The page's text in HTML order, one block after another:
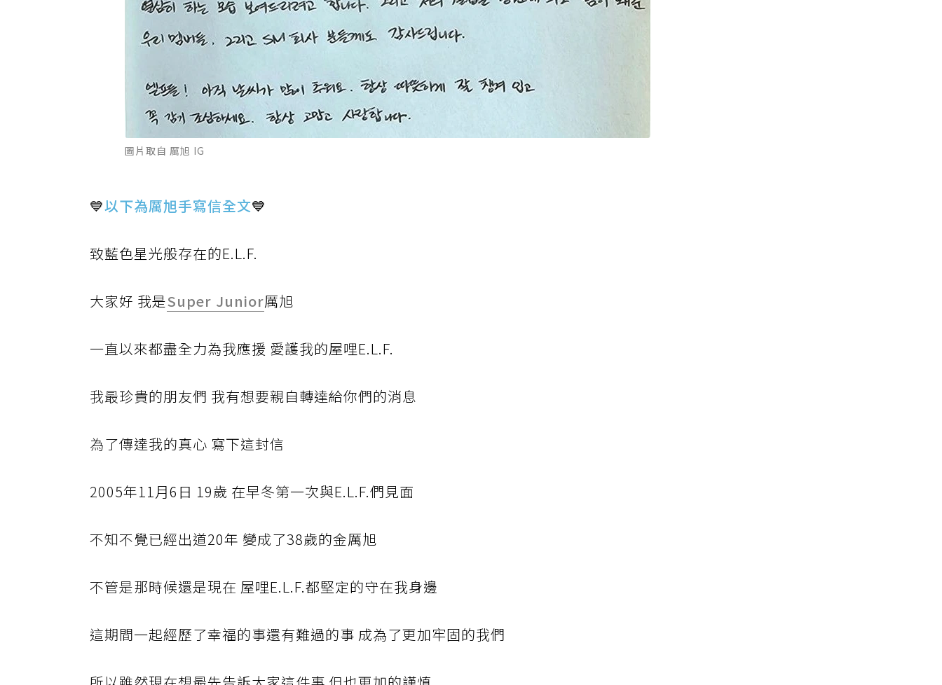
圖片取自 厲旭 IG
💙以下為厲旭手寫信全文💙
致藍色星光般存在的E.L.F.
大家好 我是Super Junior厲旭
一直以來都盡全力為我應援 愛護我的屋哩E.L.F.
我最珍貴的朋友們 我有想要親自轉達給你們的消息
為了傳達我的真心 寫下這封信
2005年11月6日 19歲 在早冬第一次與E.L.F.們見面
不知不覺已經出道20年 變成了38歲的金厲旭
不管是那時候還是現在 屋哩E.L.F.都堅定的守在我身邊
這期間一起經歷了幸福的事還有難過的事 成為了更加牢固的我們